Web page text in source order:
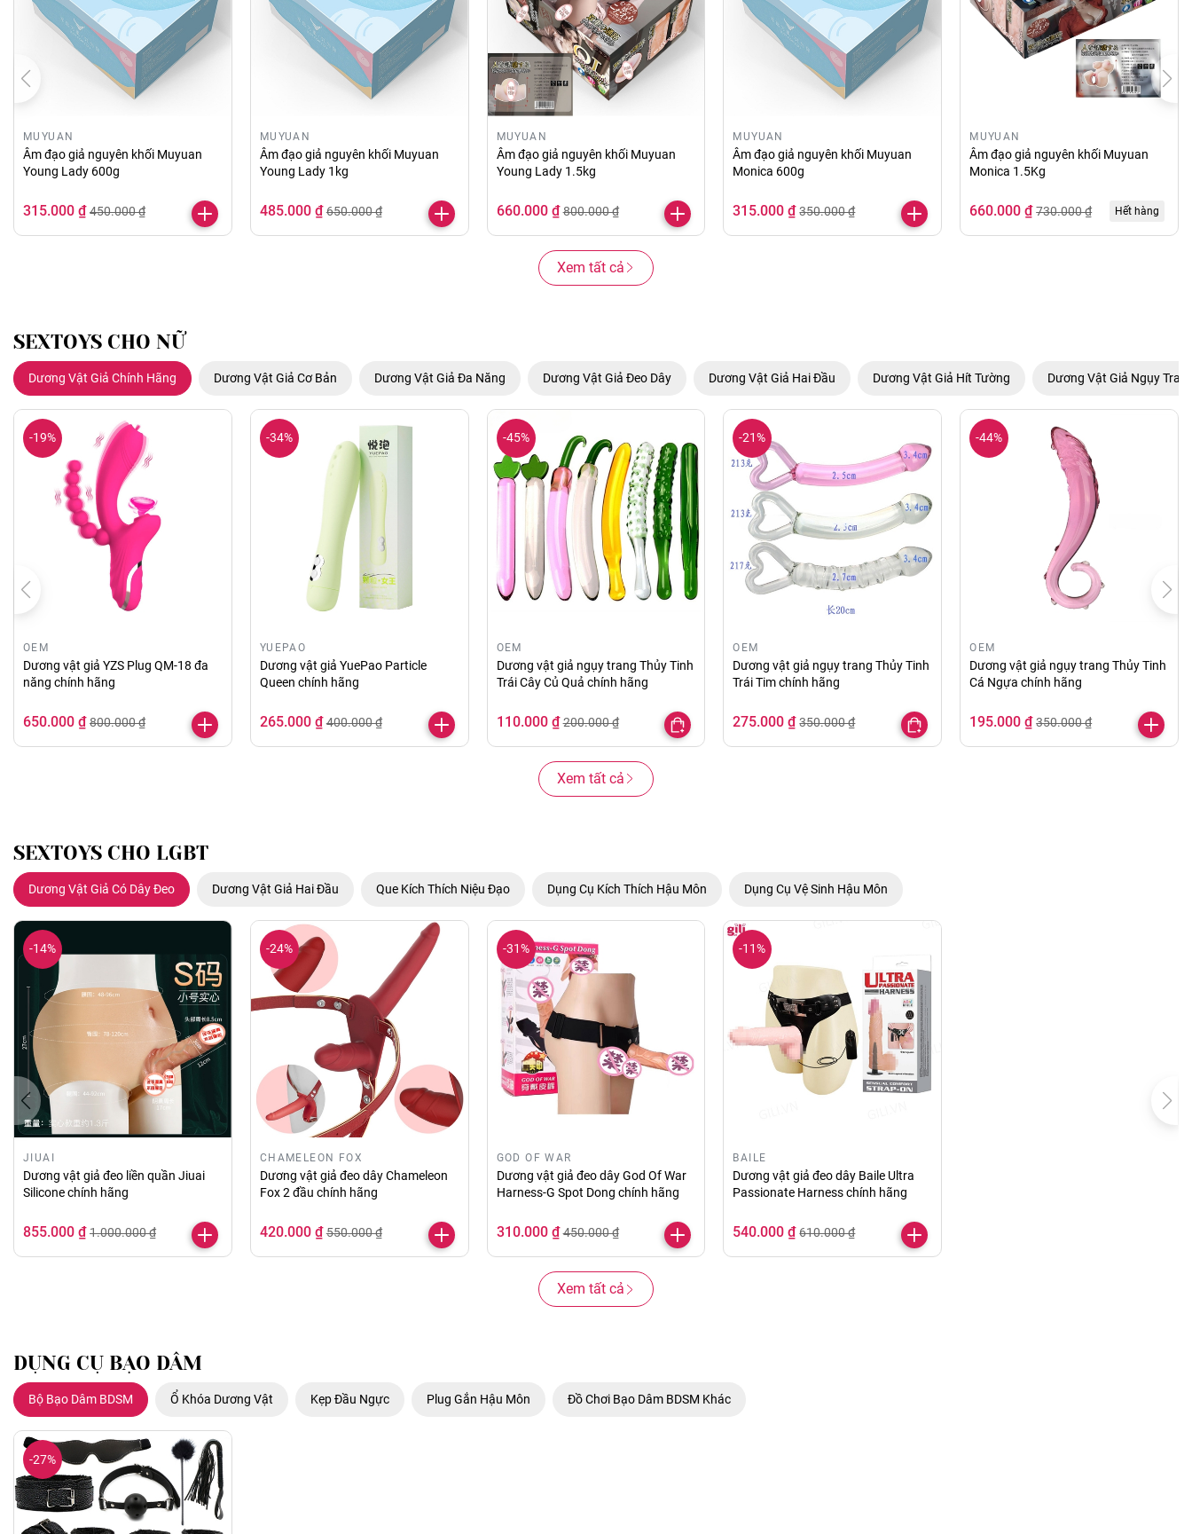
MUYUAN
Âm đạo giả nguyên khối Muyuan
Young Lady 600g
315.000 ₫ 450.000 ₫
MUYUAN
Âm đạo giả nguyên khối Muyuan
Young Lady 1kg
485.000 ₫ 650.000 ₫
MUYUAN
Âm đạo giả nguyên khối Muyuan
Young Lady 1.5kg
660.000 ₫ 800.000 ₫
MUYUAN
Âm đạo giả nguyên khối Muyuan
Monica 600g
315.000 ₫ 350.000 ₫
MUYUAN
Âm đạo giả nguyên khối Muyuan
Monica 1.5Kg
660.000 ₫ 730.000 ₫ Hết hàng
Xem tất cả
SEXTOYS CHO NỮ
Dương Vật Giả Chính Hãng Dương Vật Giả Cơ Bản Dương Vật Giả Đa Năng Dương Vật Giả Đeo Dây Dương Vật Giả Hai Đầu Dương Vật Giả Hít Tường Dương Vật Giả Ngụy
-19%
OEM
Dương vật giả YZS Plug QM-18 đa
năng chính hãng
650.000 ₫ 800.000 ₫
-34%
YUEPAO
Dương vật giả YuePao Particle
Queen chính hãng
265.000 ₫ 400.000 ₫
-45%
OEM
Dương vật giả ngụy trang Thủy Tinh
Trái Cây Củ Quả chính hãng
110.000 ₫ 200.000 ₫
-21%
OEM
Dương vật giả ngụy trang Thủy Tinh
Trái Tim chính hãng
275.000 ₫ 350.000 ₫
-44%
OEM
Dương vật giả ngụy trang Thủy Tinh
Cá Ngựa chính hãng
195.000 ₫ 350.000 ₫
Xem tất cả
SEXTOYS CHO LGBT
Dương Vật Giả Có Dây Đeo Dương Vật Giả Hai Đầu Que Kích Thích Niệu Đạo Dụng Cụ Kích Thích Hậu Môn Dụng Cụ Vệ Sinh Hậu Môn
-14%
JIUAI
Dương vật giả đeo liền quần Jiuai
Silicone chính hãng
855.000 ₫ 1.000.000 ₫
-24%
CHAMELEON FOX
Dương vật giả đeo dây Chameleon
Fox 2 đầu chính hãng
420.000 ₫ 550.000 ₫
-31%
GOD OF WAR
Dương vật giả đeo dây God Of War
Harness-G Spot Dong chính hãng
310.000 ₫ 450.000 ₫
-11%
BAILE
Dương vật giả đeo dây Baile Ultra
Passionate Harness chính hãng
540.000 ₫ 610.000 ₫
Xem tất cả
DỤNG CỤ BẠO DÂM
Bộ Bạo Dâm BDSM Ổ Khóa Dương Vật Kẹp Đầu Ngực Plug Gắn Hậu Môn Đồ Chơi Bạo Dâm BDSM Khác
-27%